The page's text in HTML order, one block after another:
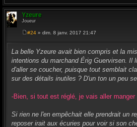
Yzeure
Joueur
s
s
a
e
#24 » dim. 8 janv. 2017 21:47
La belle Yzeure avait bien compris et la
intentions du marchand Érig Guervirsen. Il
d'aller se coucher, puisque tout semblait
sur des détails inutiles ? D'un ton un peu
-Bien, si tout est réglé, je vais aller manger
Si rien ne l'en empêchait elle prendrait un
reposer irait aux écuries pour voir si son